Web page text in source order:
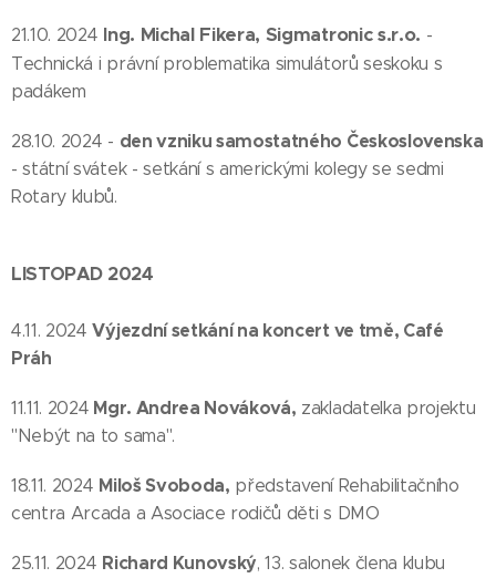
21.10. 2024 Ing. Michal Fikera, Sigmatronic s.r.o. -
Technická i právní problematika simulátorů seskoku s
padákem
28.10. 2024 - den vzniku samostatného Československa
- státní svátek - setkání s americkými kolegy se sedmi
Rotary klubů.
LISTOPAD 2024
4.11. 2024Výjezdní setkání na koncert ve tmě, Café
Práh
11.11. 2024 Mgr. Andrea Nováková, zakladatelka projektu
"Nebýt na to sama".
18.11. 2024 MilošSvoboda, představení Rehabilitačního
centra Arcada a Asociace rodičů děti s DMO
25.11. 2024 Richard Kunovský, 13. salonek člena klubu